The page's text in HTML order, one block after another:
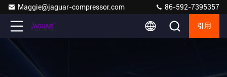
Maggie@jaguar-compressor.com 86-592-7395357
引用